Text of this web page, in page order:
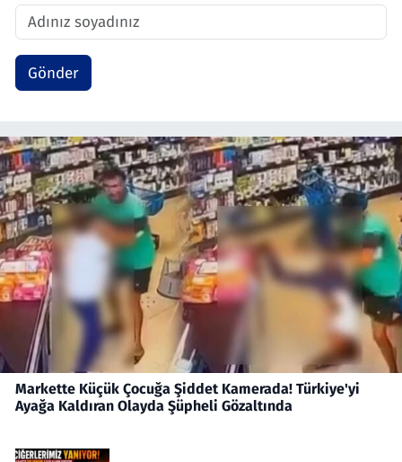
Gönder
Markette Küçük Çocuğa Şiddet Kamerada! Türkiye'yi
Ayağa Kaldıran Olayda Şüpheli Gözaltında